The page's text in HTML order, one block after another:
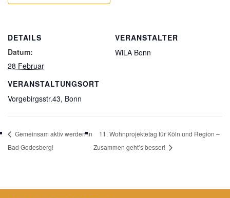
DETAILS
Datum:
28 Februar
VERANSTALTUNGSORT
Vorgebirgsstr.43, Bonn
VERANSTALTER
WiLA Bonn
Gemeinsam aktiv werden in
Bad Godesberg!
11. Wohnprojektetag für Köln und Region –
Zusammen geht’s besser!